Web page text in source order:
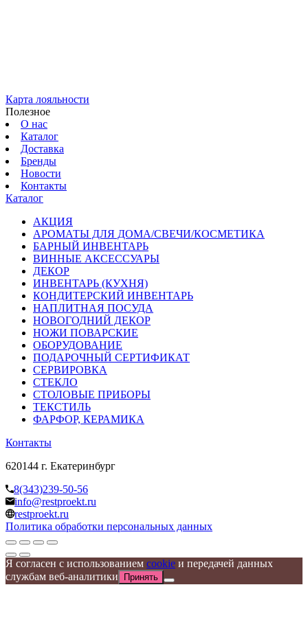
Карта лояльности
Полезное
О нас
Каталог
Доставка
Бренды
Новости
Контакты
Каталог
АКЦИЯ
АРОМАТЫ ДЛЯ ДОМА/СВЕЧИ/КОСМЕТИКА
БАРНЫЙ ИНВЕНТАРЬ
ВИННЫЕ АКСЕССУАРЫ
ДЕКОР
ИНВЕНТАРЬ (КУХНЯ)
КОНДИТЕРСКИЙ ИНВЕНТАРЬ
НАПЛИТНАЯ ПОСУДА
НОВОГОДНИЙ ДЕКОР
НОЖИ ПОВАРСКИЕ
ОБОРУДОВАНИЕ
ПОДАРОЧНЫЙ СЕРТИФИКАТ
СЕРВИРОВКА
СТЕКЛО
СТОЛОВЫЕ ПРИБОРЫ
ТЕКСТИЛЬ
ФАРФОР, КЕРАМИКА
Контакты
620144 г. Екатеринбург
8(343)239-50-56
info@restproekt.ru
restproekt.ru
Политика обработки персональных данных
Я согласен с использованием cookie и передачей данных
службам веб-аналитики
Принять